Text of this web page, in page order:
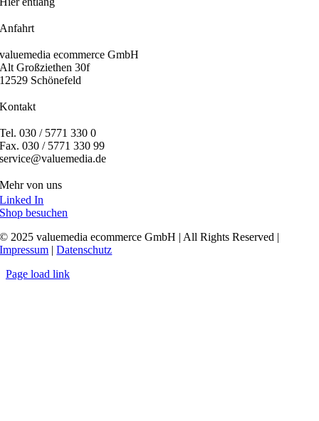
Anfahrt
valuemedia ecommerce GmbH
Alt Großziethen 30f
12529 Schönefeld
Kontakt
Tel. 030 / 5771 330 0
Fax. 030 / 5771 330 99
service@valuemedia.de
Mehr von uns
Linked In
Shop besuchen
© 2025 valuemedia ecommerce GmbH | All Rights Reserved |
Impressum |Datenschutz
Page load link